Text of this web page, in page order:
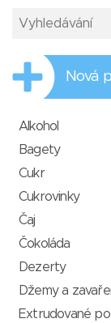
Nová
Alkohol
Bagety
Cukr
Cukrovinky
Čaj
Čokoláda
Dezerty
Džemy a
Extrudované